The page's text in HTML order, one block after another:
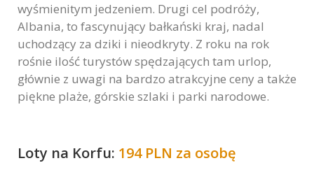
wyśmienitym jedzeniem. Drugi cel podróży,
Albania, to fascynujący bałkański kraj, nadal
uchodzący za dziki i nieodkryty. Z roku na rok
rośnie ilość turystów spędzających tam urlop,
głównie z uwagi na bardzo atrakcyjne ceny a także
piękne plaże, górskie szlaki i parki narodowe.
Loty na Korfu: 194 PLN za osobę
wykluczamy ich
użycia w
przyszłości.